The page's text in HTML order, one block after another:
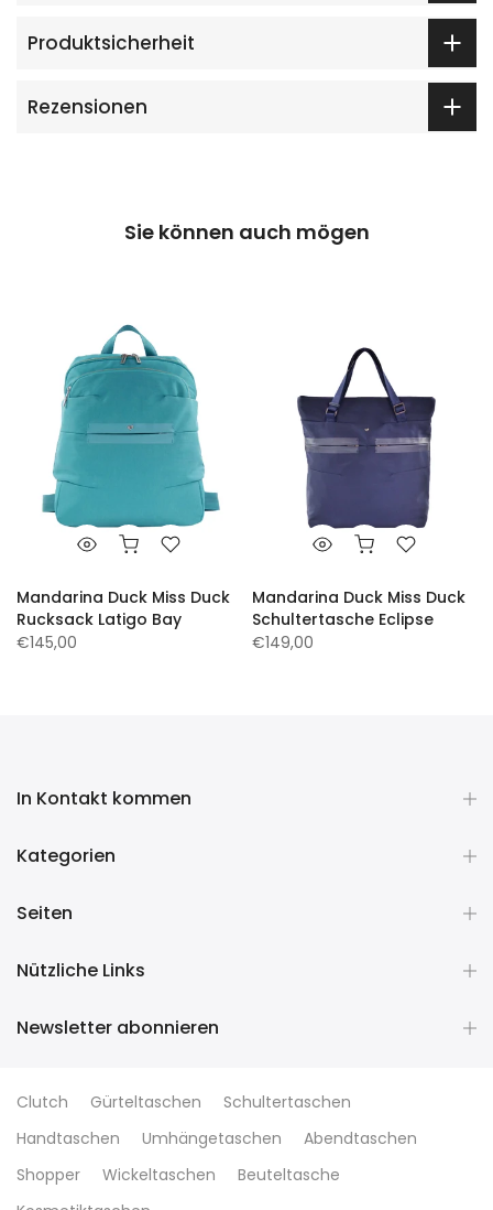
Produktsicherheit
Rezensionen
Sie können auch mögen
Mandarina Duck Miss Duck
Rucksack Latigo Bay
€145,00
Mandarina Duck Miss Duck
Schultertasche Eclipse
€149,00
In Kontakt kommen
Kategorien
Seiten
Nützliche Links
Newsletter abonnieren
Clutch Gürteltaschen
Schultertaschen
Handtaschen
Umhängetaschen
Abendtaschen
Shopper
Wickeltaschen
Beuteltasche